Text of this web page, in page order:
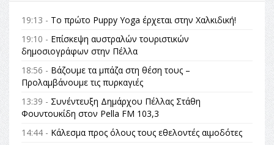
19:13 - Το πρώτο Puppy Yoga έρχεται στην Χαλκιδική!
19:10 - Επίσκεψη αυστραλών τουριστικών
δημοσιογράφων στην Πέλλα
18:56 - Βάζουμε τα μπάζα στη θέση τους –
Προλαμβάνουμε τις πυρκαγιές
13:39 - Συνέντευξη Δημάρχου Πέλλας Στάθη
Φουντουκίδη στον Pella FM 103,3
14:44 - Κάλεσμα προς όλους τους εθελοντές αιμοδότες